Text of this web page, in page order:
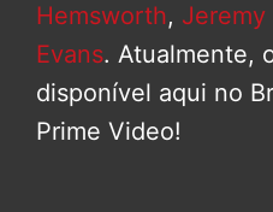
Hemsworth, Jeremy
Evans. Atualmente,
disponível aqui no
Prime Video!